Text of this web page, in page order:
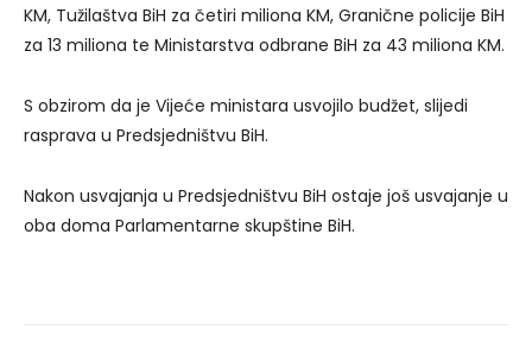
KM, Tužilaštva BiH za četiri miliona KM, Granične policije BiH
za 13 miliona te Ministarstva odbrane BiH za 43 miliona KM.
S obzirom da je Vijeće ministara usvojilo budžet, slijedi
rasprava u Predsjedništvu BiH.
Nakon usvajanja u Predsjedništvu BiH ostaje još usvajanje u
oba doma Parlamentarne skupštine BiH.